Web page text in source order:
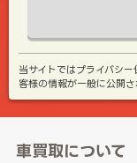
当サイトではプライバシ
客様の情報が一般に公開
車買取について